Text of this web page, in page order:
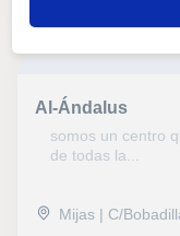
Al-Ándalus
somos un centro
de todas la...
Mijas | C/